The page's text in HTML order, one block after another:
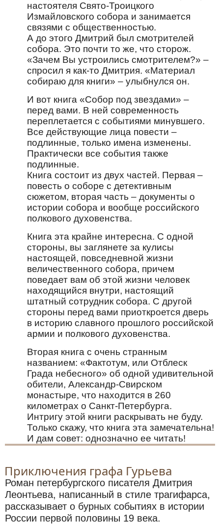
настоятеля Свято-Троицкого
Измайловского собора и занимается
связями с общественностью.
А до этого Дмитрий был смотрителей
собора. Это почти то же, что сторож.
«Зачем Вы устроились смотрителем?» –
спросил я как-то Дмитрия. «Материал
собираю для книги» – улыбнулся он.
И вот книга «Собор под звездами» –
перед вами. В ней современность
переплетается с событиями минувшего.
Все действующие лица повести –
подлинные, только имена изменены.
Практически все события также
подлинные.
Книга состоит из двух частей. Первая –
повесть о соборе с детективным
сюжетом, вторая часть – документы о
истории собора и вообще российского
полкового духовенства.
Книга эта крайне интересна. С одной
стороны, вы заглянете за кулисы
настоящей, повседневной жизни
величественного собора, причем
поведает вам об этой жизни человек
находящийся внутри, настоящий
штатный сотрудник собора. С другой
стороны перед вами приоткроется дверь
в историю славного прошлого российской
армии и полкового духовенства.
Вторая книга с очень странным
названием: «Фактотум, или Отблеск
Града небесного» об одной удивительной
обители, Александр-Свирском
монастыре, что находится в 260
километрах о Санкт-Петербурга.
Интригу этой книги раскрывать не буду.
Только скажу, что книга эта замечательна!
И дам совет: однозначно ее читать!
Приключения графа Гурьева
Роман петербургского писателя Дмитрия
Леонтьева, написанный в стиле трагифарса,
рассказывает о бурных событиях в истории
России первой половины 19 века.